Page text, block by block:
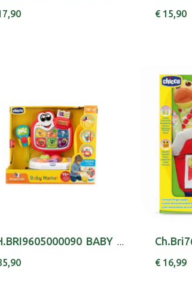
€ 15,90
CH.BRI9605000090 BABY MARKET 18M
€ 16,99